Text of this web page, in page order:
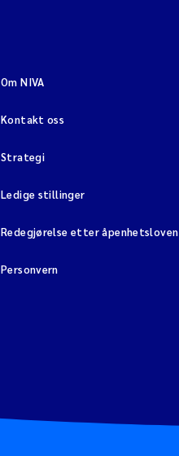
Om NIVA
Kontakt oss
Strategi
Ledige stillinger
Redegjørelse etter åpenhetsloven
Personvern